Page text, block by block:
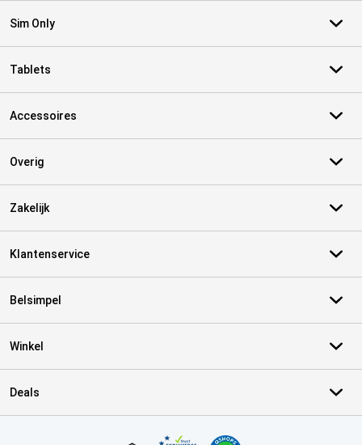
Sim Only
Tablets
Accessoires
Overig
Zakelijk
Klantenservice
Belsimpel
Winkel
Deals